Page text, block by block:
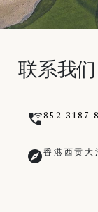
联系我们
wifi_calling_3852 3187
explore香港西贡